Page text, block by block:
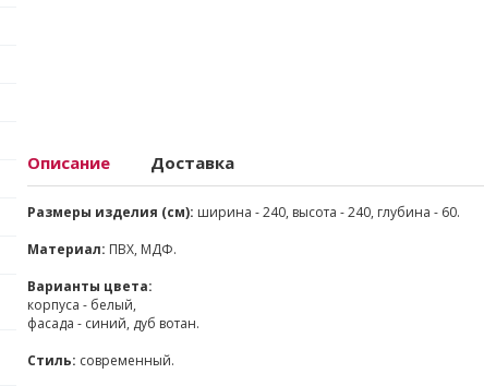
Описание Доставка
Размеры изделия (см): ширина - 240, высота - 240, глубина - 60.
Материал: ПВХ, МДФ.
Варианты цвета:
корпуса - белый,
фасада - синий, дуб вотан.
Стиль: современный.